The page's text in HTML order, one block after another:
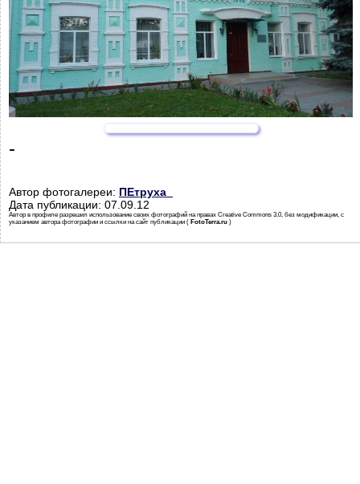
-
Автор фотогалереи: ПЕтруха_
Дата публикации: 07.09.12
Автор в профиле разрешил использование своих фотографий на правах Creative Commons 3.0, без модификации, с
указанием автора фотографии и ссылки на сайт публикации ( FotoTerra.ru )